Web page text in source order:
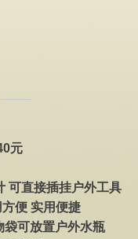
元
可直接插挂户外工具
便 实用便捷
袋可放置户外水瓶